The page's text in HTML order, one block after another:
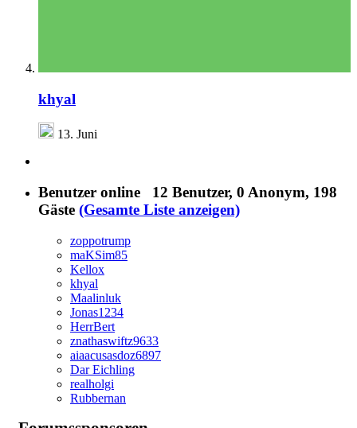
khyal
13. Juni
Benutzer online 12 Benutzer, 0 Anonym, 198
Gäste (Gesamte Liste anzeigen)
zoppotrump
maKSim85
Kellox
khyal
Maalinluk
Jonas1234
HerrBert
znathaswiftz9633
aiaacusasdoz6897
Dar Eichling
realholgi
Rubbernan